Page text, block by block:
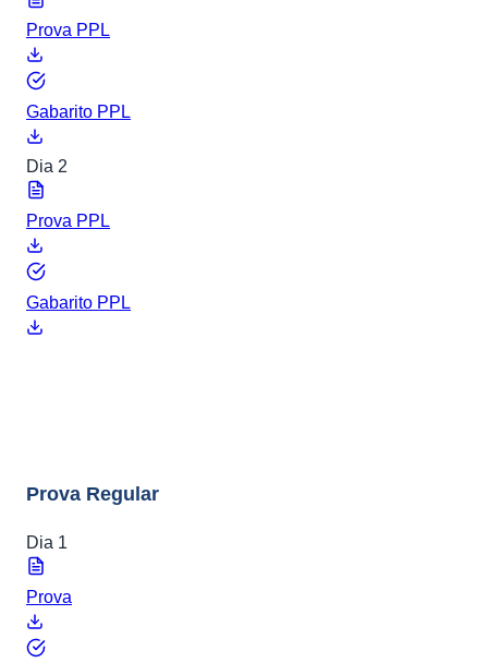
Prova PPL
Gabarito PPL
Dia 2
Prova PPL
Gabarito PPL
Prova Regular
Dia 1
Prova